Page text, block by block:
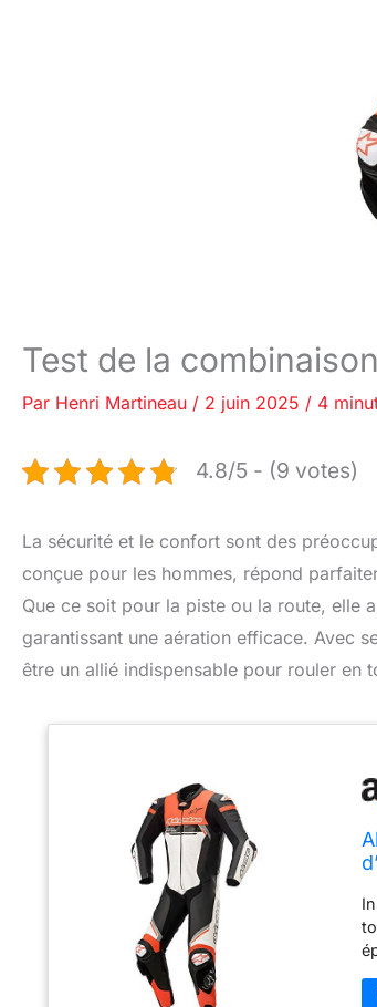
Test de la
Par Henri Martineau / 2 juin 2025 / 4
4.8/5 - (9 votes)
La sécurité et le confort sont des
conçue pour les hommes, répond
Que ce soit pour la piste ou la route, elle
garantissant une aération efficace. Avec
être un allié indispensable pour rouler en